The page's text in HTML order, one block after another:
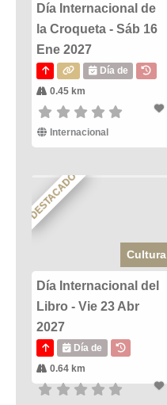
Día Internacional de
la Croqueta - Sáb 16
Ene 2027
Día de
0.45 km
Internacional
DESTACADO
Cultura
Día Internacional del
Libro - Vie 23 Abr
2027
Día de
0.64 km